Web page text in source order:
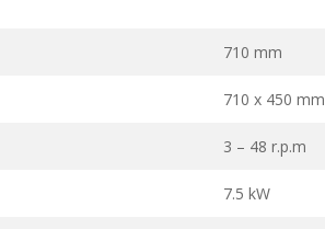
710 mm
710 x 450 mm
3 – 48 r.p.m
7.5 kW